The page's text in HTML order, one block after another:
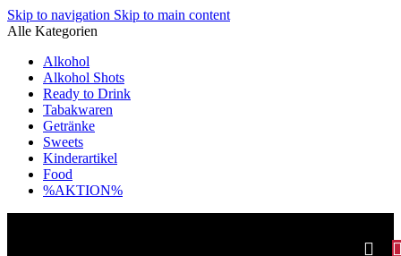
Skip to navigation Skip to main content
Alle Kategorien
Alkohol
Alkohol Shots
Ready to Drink
Tabakwaren
Getränke
Sweets
Kinderartikel
Food
%AKTION%